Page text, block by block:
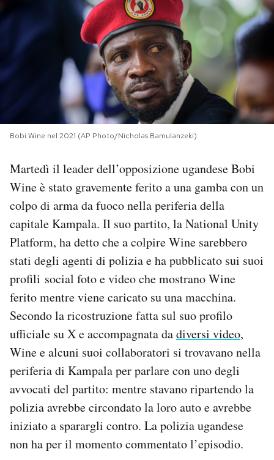
PODCAST
NEWSLETTER
I MIEI PREFERITI
SHOP
CALENDARIO
AREA PERSONALE
Area Personale
Newsletter
Notifiche mobile
Regala il Post
Hai bisogno di aiuto?
Esci
Bobi Wine nel 2021 (AP Photo/Nicholas Bamulanzeki)
Martedì il leader dell’opposizione ugandese Bobi
Wine è stato gravemente ferito a una gamba con un
colpo di arma da fuoco nella periferia della
capitale Kampala. Il suo partito, la National Unity
Platform, ha detto che a colpire Wine sarebbero
stati degli agenti di polizia e ha pubblicato sui suoi
profili social foto e video che mostrano Wine
ferito mentre viene caricato su una macchina.
Secondo la ricostruzione fatta sul suo profilo
ufficiale su X e accompagnata dadiversi video,
Wine e alcuni suoi collaboratori si trovavano nella
periferia di Kampala per parlare con uno degli
avvocati del partito: mentre stavano ripartendo la
polizia avrebbe circondato la loro auto e avrebbe
iniziato a sparargli contro. La polizia ugandese
non ha per il momento commentato l’episodio.